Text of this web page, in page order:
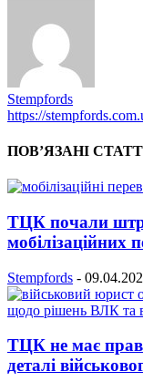
Stempfords
https://
ПОВ’ЯЗАНІ
ТЦК почали
мобілізаційних
Stempfords -
ТЦК не має
деталі